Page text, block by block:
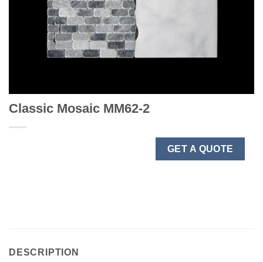
Classic Mosaic MM62-2
GET A QUOTE
DESCRIPTION